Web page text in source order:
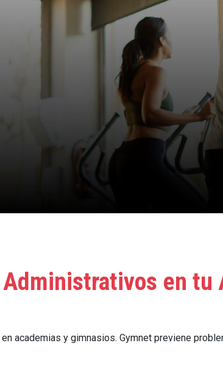
en tu
academias y gimnasios. Gymnet previene